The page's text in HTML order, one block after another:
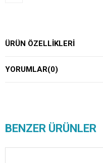
ÜRÜN ÖZELLIKLERI
YORUMLAR(0)
BENZER ÜRÜNLER